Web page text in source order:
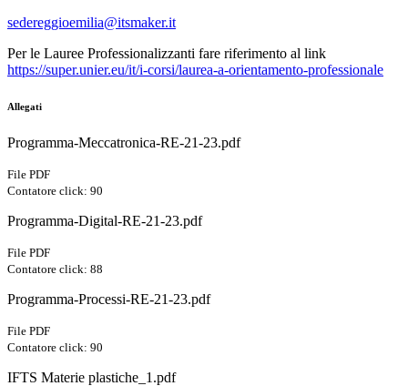
sedereggioemilia@itsmaker.it
Per le Lauree Professionalizzanti fare riferimento al link
https://super.unier.eu/it/i-corsi/laurea-a-orientamento-professionale
Allegati
Programma-Meccatronica-RE-21-23.pdf
File PDF
Contatore click: 90
Programma-Digital-RE-21-23.pdf
File PDF
Contatore click: 88
Programma-Processi-RE-21-23.pdf
File PDF
Contatore click: 90
IFTS Materie plastiche_1.pdf